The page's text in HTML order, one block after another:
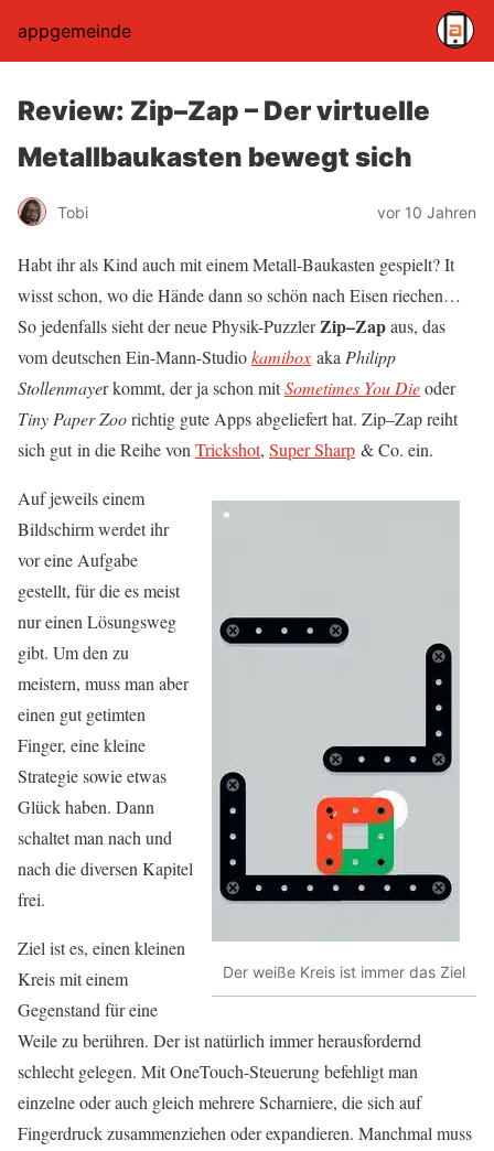
appgemeinde
Review: Zip–Zap – Der virtuelle
Metallbaukasten bewegt sich
Tobi vor 10 Jahren
Habt ihr als Kind auch mit einem Metall-Baukasten gespielt? It
wisst schon, wo die Hände dann so schön nach Eisen riechen…
So jedenfalls sieht der neue Physik-PuzzlerZip–Zapaus, das
vom deutschen Ein-Mann-Studiokamibox aka Philipp
Stollenmayer kommt, der ja schon mitSometimes You Dieoder
Tiny Paper Zoorichtig gute Apps abgeliefert hat. Zip–Zap reiht
sich gut in die Reihe von Trickshot, Super Sharp & Co. ein.
Der weiße Kreis ist immer das Ziel
Auf jeweils einem
Bildschirm werdet ihr
vor eine Aufgabe
gestellt, für die es meist
nur einen Lösungsweg
gibt. Um den zu
meistern, muss man aber
einen gut getimten
Finger, eine kleine
Strategie sowie etwas
Glück haben. Dann
schaltet man nach und
nach die diversen Kapitel
frei.
Ziel ist es, einen kleinen
Kreis mit einem
Gegenstand für eine
Weile zu berühren. Der ist natürlich immer herausfordernd
schlecht gelegen. Mit OneTouch-Steuerung befehligt man
einzelne oder auch gleich mehrere Scharniere, die sich auf
Fingerdruck zusammenziehen oder expandieren. Manchmal muss